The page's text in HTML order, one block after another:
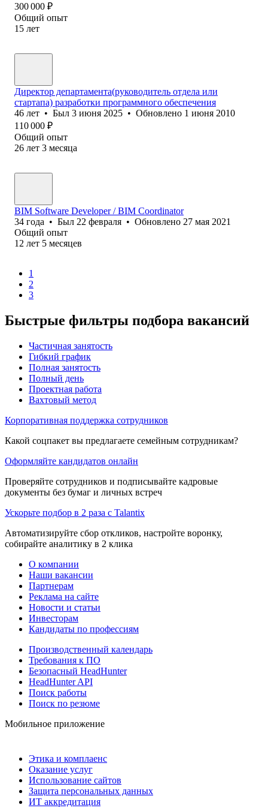
300 000 ₽
Общий опыт
15 лет
Директор департамента(руководитель отдела или
стартапа) разработки программного обеспечения
46 лет • Был 3 июня 2025 • Обновлено 1 июня 2010
110 000 ₽
Общий опыт
26 лет 3 месяца
BIM Software Developer / BIM Coordinator
34 года • Был 22 февраля • Обновлено 27 мая 2021
Общий опыт
12 лет 5 месяцев
1
2
3
Быстрые фильтры подбора вакансий
Частичная занятость
Гибкий график
Полная занятость
Полный день
Проектная работа
Вахтовый метод
Корпоративная поддержка сотрудников
Какой соцпакет вы предлагаете семейным сотрудникам?
Оформляйте кандидатов онлайн
Проверяйте сотрудников и подписывайте кадровые
документы без бумаг и личных встреч
Ускорьте подбор в 2 раза с Talantix
Автоматизируйте сбор откликов, настройте воронку,
собирайте аналитику в 2 клика
О компании
Наши вакансии
Партнерам
Реклама на сайте
Новости и статьи
Инвесторам
Кандидаты по профессиям
Производственный календарь
Требования к ПО
Безопасный HeadHunter
HeadHunter API
Поиск работы
Поиск по резюме
Мобильное приложение
Этика и комплаенс
Оказание услуг
Использование сайтов
Защита персональных данных
ИТ аккредитация